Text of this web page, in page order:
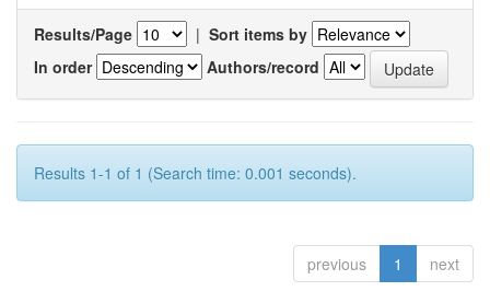
Results/Page | Sort items by
In order
Authors/record
Results 1-1 of 1 (Search time: 0.001 seconds).
previous 1 next